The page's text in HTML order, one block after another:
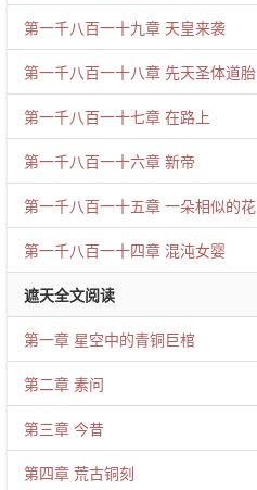
第一千八百一十九章 天皇来袭
第一千八百一十八章 先天圣体道胎
第一千八百一十七章 在路上
第一千八百一十六章 新帝
第一千八百一十五章 一朵相似的花
第一千八百一十四章 混沌女婴
遮天全文阅读
第一章 星空中的青铜巨棺
第二章 素问
第三章 今昔
第四章 荒古铜刻